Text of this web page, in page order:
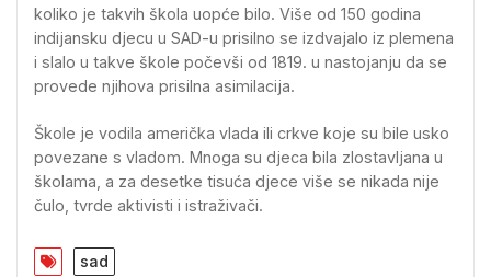
koliko je takvih škola uopće bilo. Više od 150 godina
indijansku djecu u SAD-u prisilno se izdvajalo iz plemena
i slalo u takve škole počevši od 1819. u nastojanju da se
provede njihova prisilna asimilacija.
Škole je vodila američka vlada ili crkve koje su bile usko
povezane s vladom. Mnoga su djeca bila zlostavljana u
školama, a za desetke tisuća djece više se nikada nije
čulo, tvrde aktivisti i istraživači.
sad